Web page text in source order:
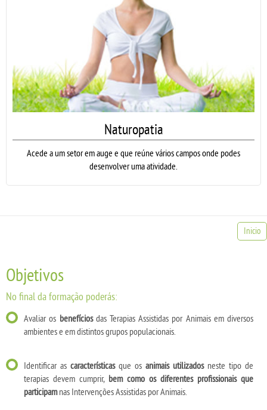
Naturopatia
Acede a um setor em auge e que reúne vários campos onde podes
desenvolver uma atividade.
Inicio
Objetivos
No final da formação poderás:
Avaliar os benefíciosdas Terapias Assistidas por Animais em diversos
ambientes e em distintos grupos populacionais.
Identificar ascaracterísticasque osanimais utilizadosneste tipo de
terapias devem cumprir, bem como os diferentes profissionais que
participamnas Intervenções Assistidas por Animais.